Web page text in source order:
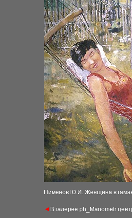
Пименов Ю.И. Женщина в
◄ В галерее ph_Manometr